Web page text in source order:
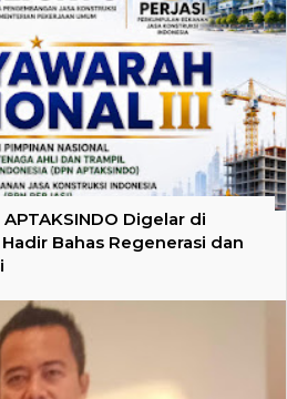
APTAKSINDO Digelar di
Hadir Bahas Regenerasi dan